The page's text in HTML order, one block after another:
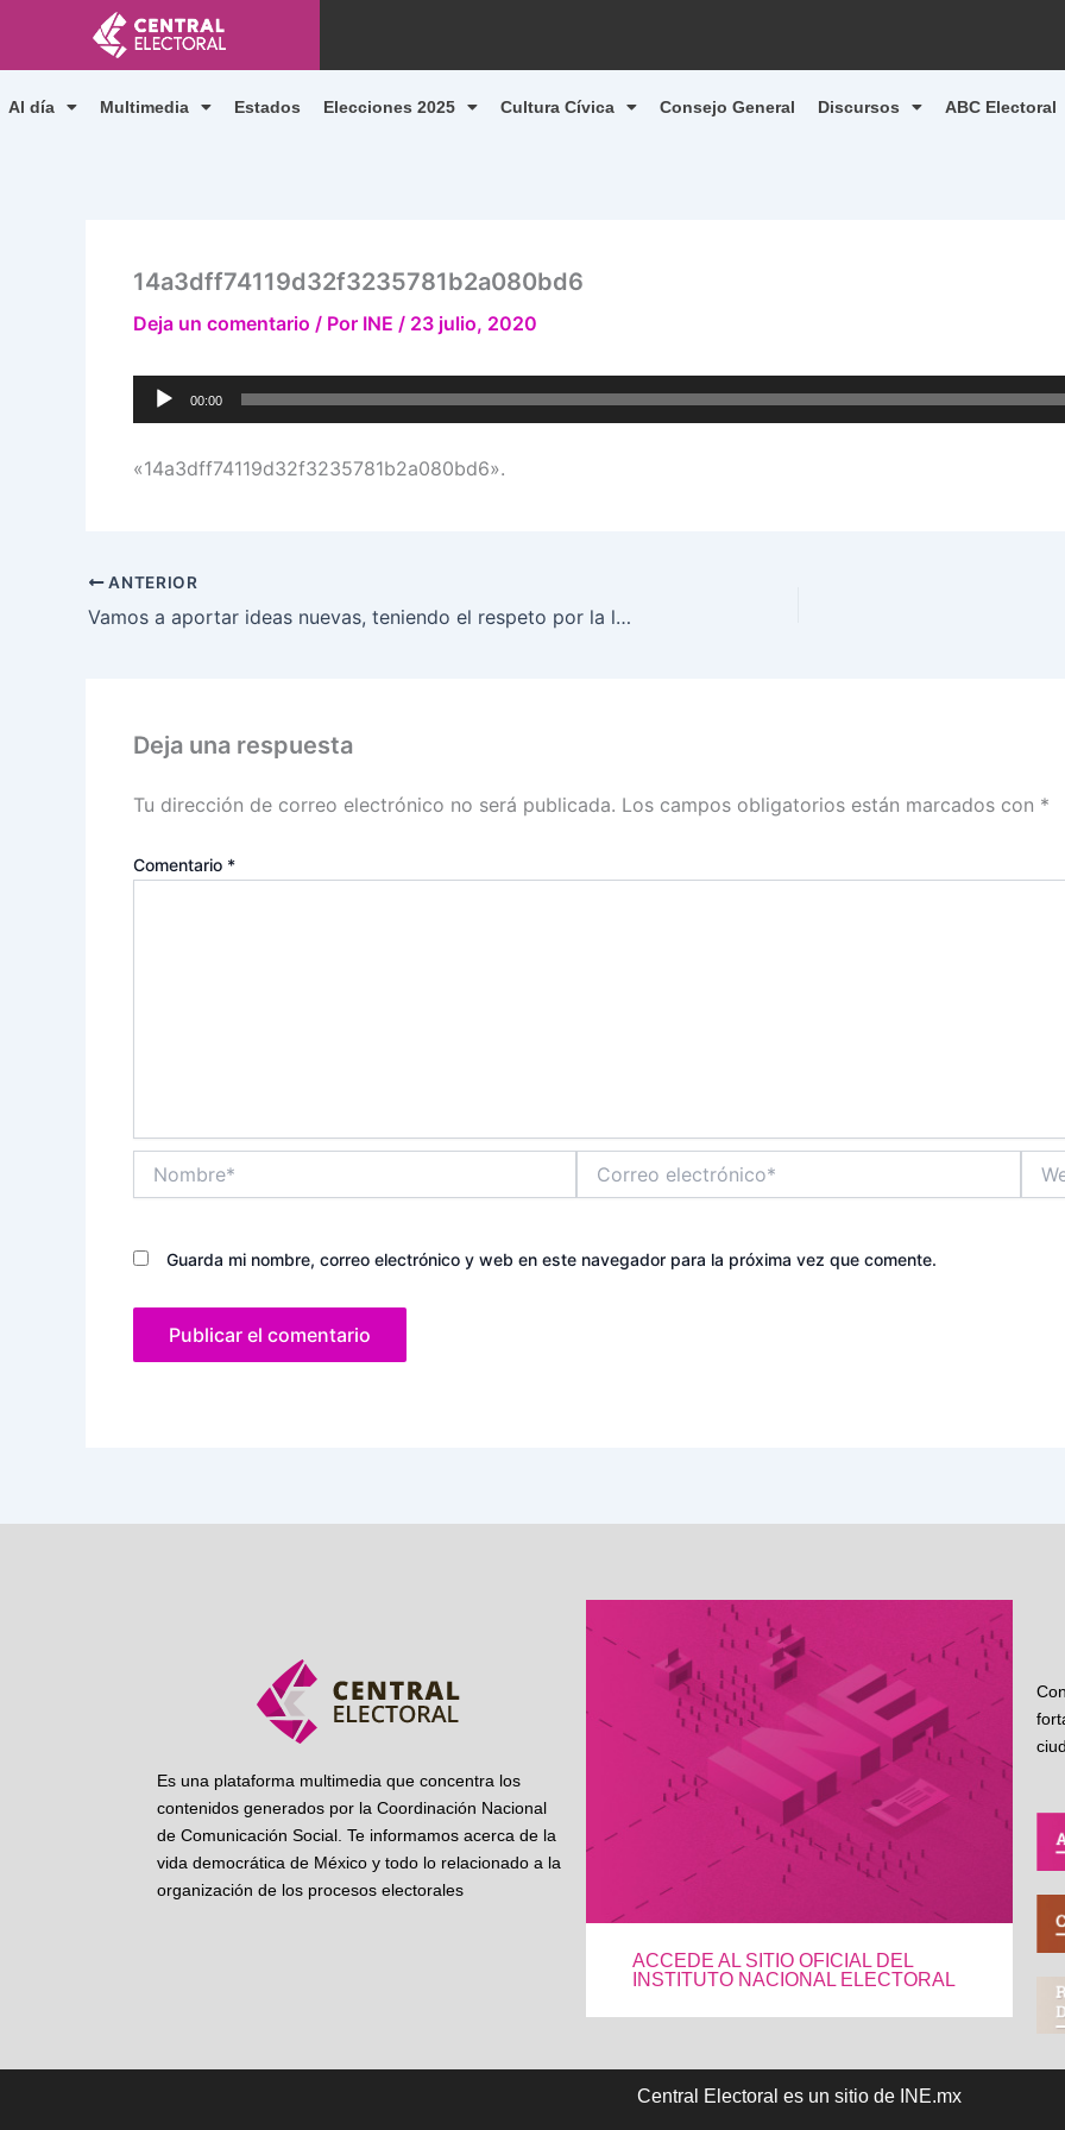
contenido
Al día Multimedia Estados Elecciones 2025 Cultura Cívica Consejo General Discursos ABC Electoral
14a3dff74119d32f3235781b2a080bd6
Deja un comentario / Por INE / 23 julio, 2020
Reproductor
de
00:00
«14a3dff74119d32f3235781b2a080bd6».
ANTERIOR
Vamos a aportar ideas nuevas, teniendo el respeto por la ley y la imparcialidad: Carla Humphrey
Deja una respuesta
Tu dirección de correo electrónico no será publicada. Los campos obligatorios están marcados con *
Comentario *
electrónico*
Guarda mi nombre, correo electrónico y web en este navegador para la próxima vez que comente.
Es una plataforma multimedia que concentra los
contenidos generados por la Coordinación Nacional
de Comunicación Social. Te informamos acerca de la
vida democrática de México y todo lo relacionado a la
organización de los procesos electorales
ACCEDE AL SITIO OFICIAL DEL
INSTITUTO NACIONAL ELECTORAL
Central Electoral es un sitio de INE.mx